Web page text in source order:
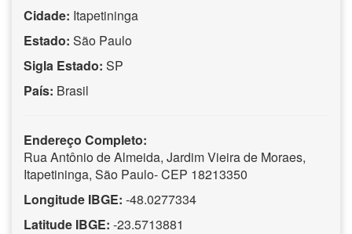
Cidade: Itapetininga
Estado: São Paulo
Sigla Estado: SP
País: Brasil
Endereço Completo:
Rua Antônio de Almeida, Jardim Vieira de Moraes,
Itapetininga, São Paulo- CEP 18213350
Longitude IBGE: -48.0277334
Latitude IBGE: -23.5713881